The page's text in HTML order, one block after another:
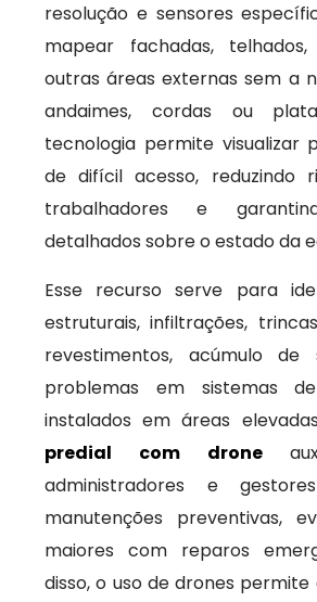
resolução e sensores
mapear fachadas,
outras áreas externas sem a
andaimes, cordas ou
tecnologia permite visualizar
de difícil acesso, reduzindo
trabalhadores e
detalhados sobre o estado da
Esse recurso serve para
estruturais, infiltrações,
revestimentos, acúmulo
problemas em sistemas
instalados em áreas
predial com drone
administradores e
manutenções preventivas,
maiores com reparos
disso, o uso de drones